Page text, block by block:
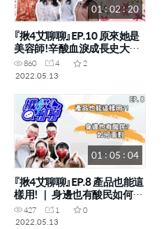
01 : 02 : 20
『揪4艾聊聊』EP.10 原來她是
美容師!辛酸血淚成長史大公
開 (何宜軒SM 朱美香CM 紀雲
宣DM 陳羽庭SM)
860 4
2
2022.05.13
01 : 05 : 04
『揪4艾聊聊』EP.8 產品也能這
樣用! ｜ 身邊也有酸民如何面
對427 1
0
2022.05.13